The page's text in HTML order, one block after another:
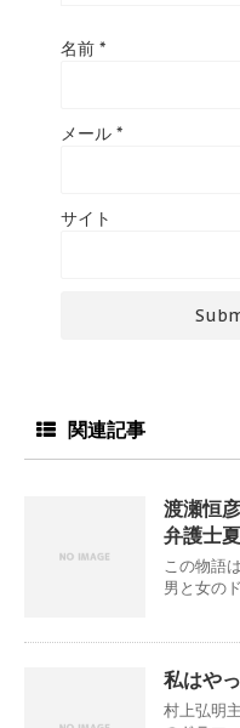
名前 *
メール *
サイト
関連記事
渡瀬恒
弁護士
この物語
男と女の
私はや
村上弘明